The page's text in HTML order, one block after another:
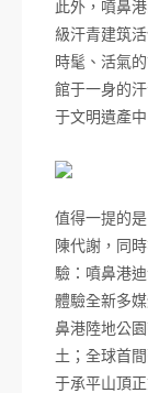
此外，噴鼻
級汗青建筑
時髦、活氣
館于一身的
于文明遺產
值得一提的
陳代謝，同
驗：噴鼻港
體驗全新多
鼻港陸地公
土；全球首
于承平山頂